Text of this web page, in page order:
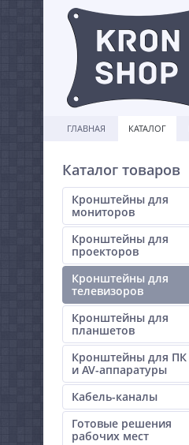
ГЛАВНАЯ КАТАЛОГ
Каталог товаров
Кронштейны для
мониторов
Кронштейны для
проекторов
Кронштейны для
телевизоров
Кронштейны для
планшетов
Кронштейны для ПК
и AV-аппаратуры
Кабель-каналы
Готовые решения
рабочих мест